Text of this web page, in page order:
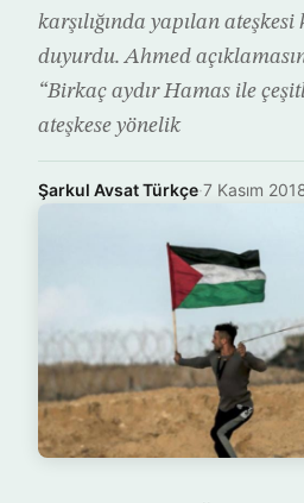
karşılığında yapılan
duyurdu. Ahmed
“Birkaç aydır Hamas ile
ateşkese yönelik
Şarkul Avsat Türkçe·7 Kasım